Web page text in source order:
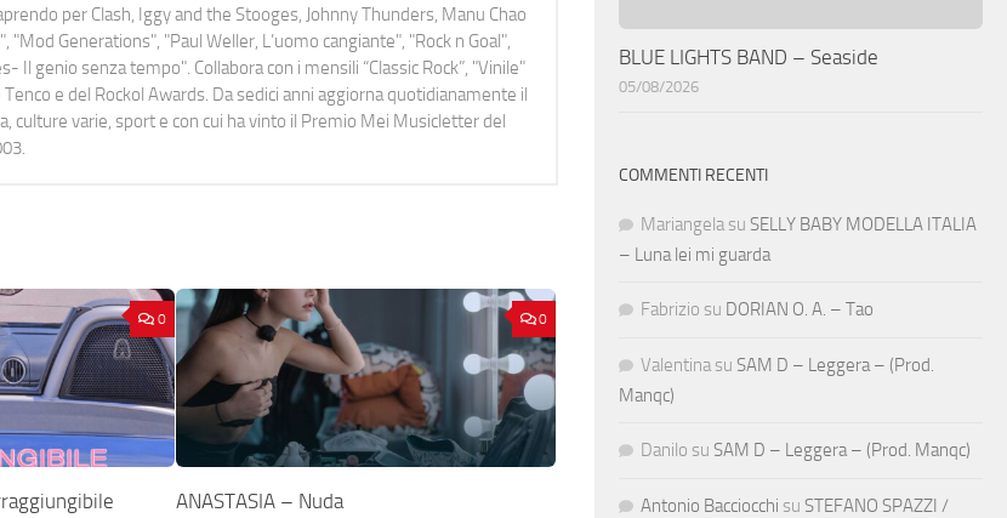
per Clash, Iggy and the Stooges, Johnny Thunders, Manu Chao
Generations", "Paul Weller, L’uomo cangiante", "Rock n Goal",
Il genio senza tempo". Collabora con i mensili “Classic Rock”, "Vinile"
e del Rockol Awards. Da sedici anni aggiorna quotidianamente il
culture varie, sport e con cui ha vinto il Premio Mei Musicletter del
0 0
ANASTASIA – Nuda
BLUE LIGHTS BAND – Seaside
05/08/2026
COMMENTI RECENTI
Mariangela su SELLY BABY MODELLA ITALIA
– Luna lei mi guarda
Fabrizio su DORIAN O. A. – Tao
Valentina su SAM D – Leggera – (Prod.
Manqc)
Danilo su SAM D – Leggera – (Prod. Manqc)
Antonio Bacciocchi su STEFANO SPAZZI /